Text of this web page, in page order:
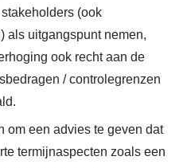
(ook
als uitgangspunt nemen,
ook recht aan de
/ controlegrenzen
om een advies te geven dat
termijnaspecten zoals een